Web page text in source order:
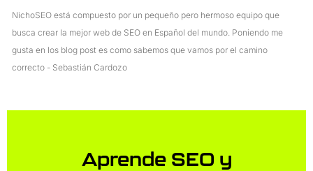
NichoSEO está compuesto por un pequeño pero hermoso equipo que
busca crear la mejor web de SEO en Español del mundo. Poniendo me
gusta en los blog post es como sabemos que vamos por el camino
correcto - Sebastián Cardozo
Aprende SEO y